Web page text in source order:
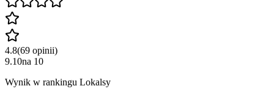
4.8(69 opinii)
9.10na 10
Wynik w rankingu Lokalsy